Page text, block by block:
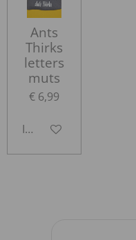
Ants
Thirks
letters
muts
€ 6,99
In winkelwagen